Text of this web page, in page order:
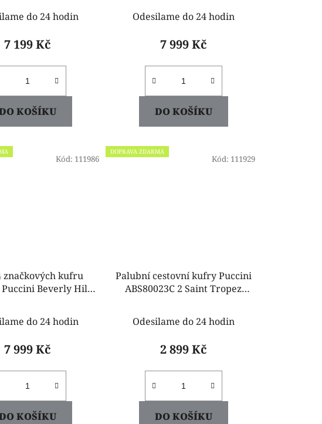
do 24 hodin
7 199 Kč
KOŠÍKU
Odesilame do 24 hodin
7 999 Kč
DO KOŠÍKU
značkových kufru
Puccini Beverly Hills
do 24 hodin
7 999 Kč
KOŠÍKU
Kód: 111986
DOPRAVA ZDARMA
Palubní cestovní kufry Puccini
ABS80023C 2 Saint Tropez
Odesilame do 24 hodin
2 899 Kč
DO KOŠÍKU
Kód: 111929